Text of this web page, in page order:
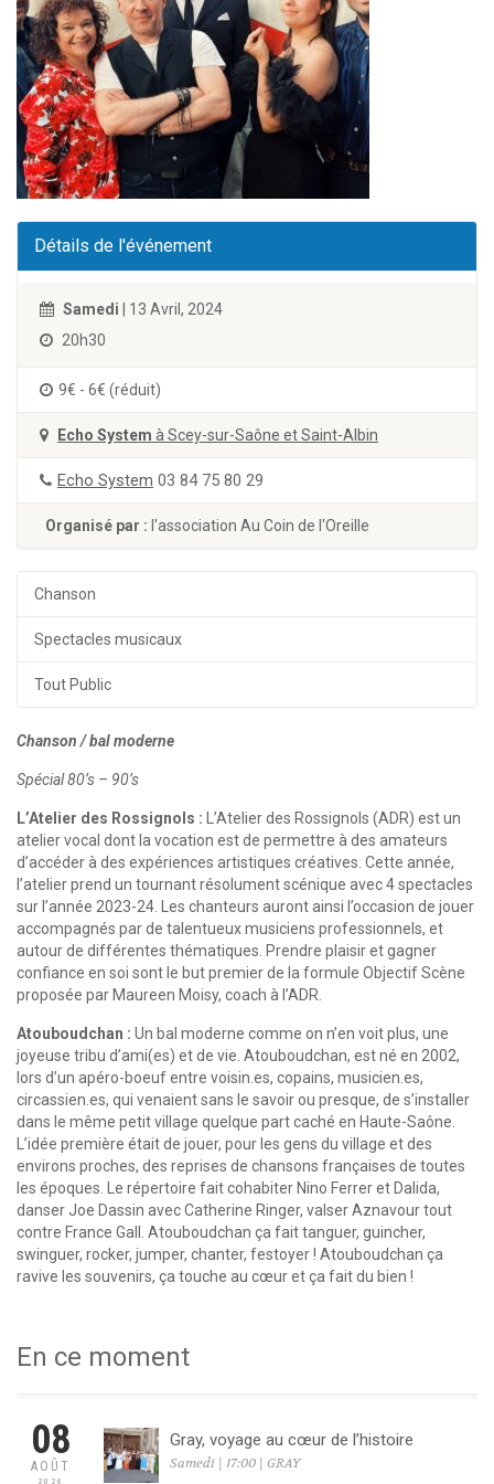
Détails de l'événement
Samedi | 13 Avril, 2024
20h30
9€ - 6€ (réduit)
Echo System à Scey-sur-Saône et Saint-Albin
Echo System 03 84 75 80 29
Organisé par : l'association Au Coin de l'Oreille
Chanson
Spectacles musicaux
Tout Public
Chanson / bal moderne
Spécial 80’s – 90’s
L’Atelier des Rossignols : L’Atelier des Rossignols (ADR) est un
atelier vocal dont la vocation est de permettre à des amateurs
d’accéder à des expériences artistiques créatives. Cette année,
l’atelier prend un tournant résolument scénique avec 4 spectacles
sur l’année 2023-24. Les chanteurs auront ainsi l’occasion de jouer
accompagnés par de talentueux musiciens professionnels, et
autour de différentes thématiques. Prendre plaisir et gagner
confiance en soi sont le but premier de la formule Objectif Scène
proposée par Maureen Moisy, coach à l’ADR.
Atouboudchan : Un bal moderne comme on n’en voit plus, une
joyeuse tribu d’ami(es) et de vie. Atouboudchan, est né en 2002,
lors d’un apéro-boeuf entre voisin.es, copains, musicien.es,
circassien.es, qui venaient sans le savoir ou presque, de s’installer
dans le même petit village quelque part caché en Haute-Saône.
L’idée première était de jouer, pour les gens du village et des
environs proches, des reprises de chansons françaises de toutes
les époques. Le répertoire fait cohabiter Nino Ferrer et Dalida,
danser Joe Dassin avec Catherine Ringer, valser Aznavour tout
contre France Gall. Atouboudchan ça fait tanguer, guincher,
swinguer, rocker, jumper, chanter, festoyer ! Atouboudchan ça
ravive les souvenirs, ça touche au cœur et ça fait du bien !
En ce moment
08
AOÛT
2026
Gray, voyage au cœur de l’histoire
Samedi | 17:00 | GRAY